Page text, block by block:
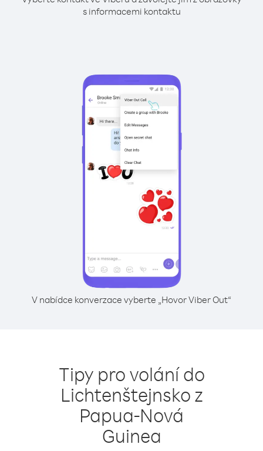
s informacemi kontaktu
V nabídce konverzace vyberte „Hovor Viber Out“
Tipy pro volání do
Lichtenštejnsko z
Papua-Nová
Guinea